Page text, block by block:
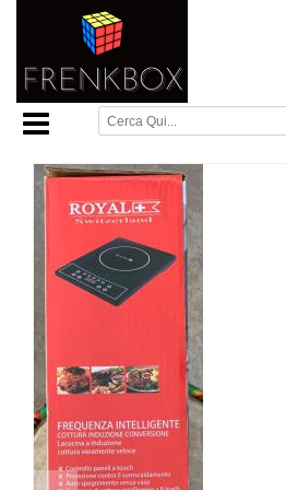
Home Page // FORNELLO A
PIASTRA DI COTTURA SINGOLA